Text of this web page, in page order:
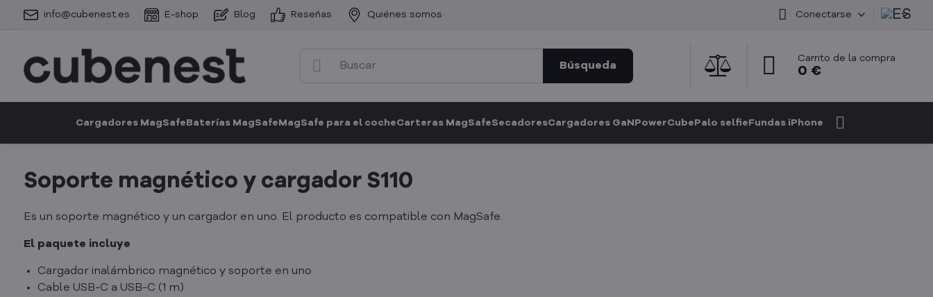
info@cubenest.es E-shop Blog Reseñas Quiénes somos Conectarse
Búsqueda
Carrito de la compra
0 €
Cargadores MagSafe Baterías MagSafe MagSafe para el cocheCarteras MagSafeSecadoresCargadores GaN PowerCube Palo selfie Fundas iPhone
Soporte magnético y cargador S110
Es un soporte magnético y un cargador en uno. El producto es compatible con MagSafe.
El paquete incluye
Cargador inalámbrico magnético y soporte en uno
Cable USB-C a USB-C (1 m)